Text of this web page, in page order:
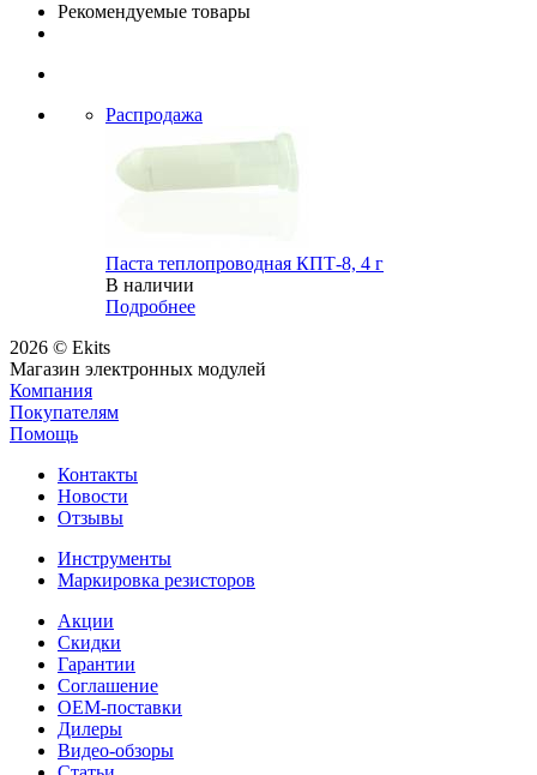
Рекомендуемые товары
Распродажа
Паста теплопроводная КПТ-8, 4 г
В наличии
Подробнее
2026 © Ekits
Магазин электронных модулей
Компания
Покупателям
Помощь
Контакты
Новости
Отзывы
Инструменты
Маркировка резисторов
Акции
Скидки
Гарантии
Соглашение
OEM-поставки
Дилеры
Видео-обзоры